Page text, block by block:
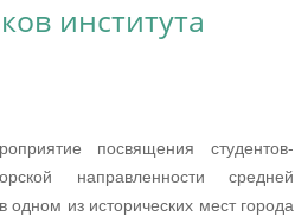
института
посвящения студентов-
направленности средней
из исторических мест города